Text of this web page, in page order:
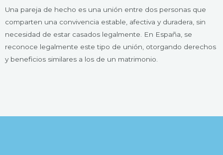
Una pareja de hecho es una unión entre dos personas que
comparten una convivencia estable, afectiva y duradera, sin
necesidad de estar casados legalmente. En España, se
reconoce legalmente este tipo de unión, otorgando derechos
y beneficios similares a los de un matrimonio.